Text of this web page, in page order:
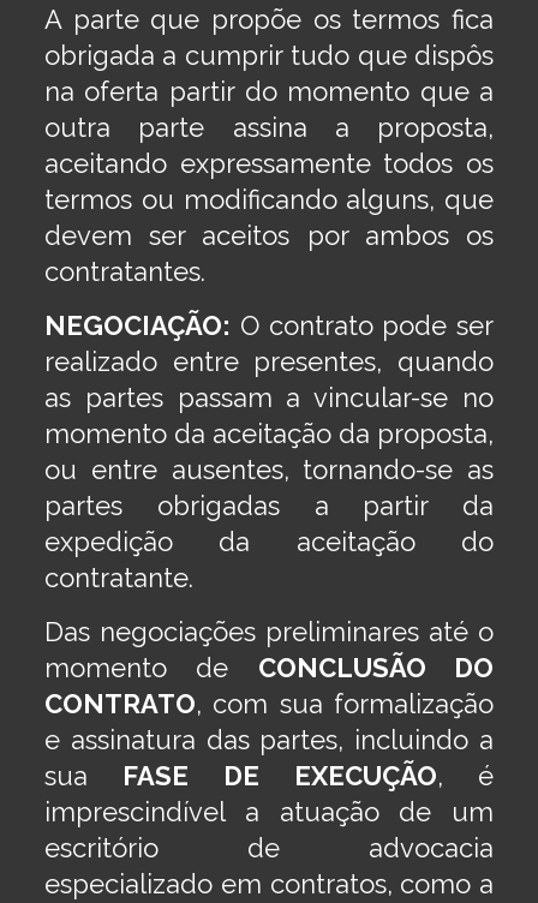
A parte que propõe os termos fica
obrigada a cumprir tudo que dispôs
na oferta partir do momento que a
outra parte assina a proposta,
aceitando expressamente todos os
termos ou modificando alguns, que
devem ser aceitos por ambos os
contratantes.
NEGOCIAÇÃO: O contrato pode ser
realizado entre presentes, quando
as partes passam a vincular-se no
momento da aceitação da proposta,
ou entre ausentes, tornando-se as
partes obrigadas a partir da
expedição da aceitação do
contratante.
Das negociações preliminares até o
momento de CONCLUSÃO DO
CONTRATO, com sua formalização
e assinatura das partes, incluindo a
sua FASE DE EXECUÇÃO, é
imprescindível a atuação de um
escritório de advocacia
especializado em contratos, como a